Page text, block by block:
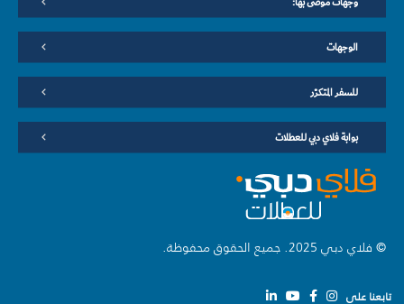
الوجهات
للسفر المتكرّر
بوابة فلاي دبي للعطلات
© فلاي دبي 2025. جميع الحقوق محفوظة.
تابعنا على